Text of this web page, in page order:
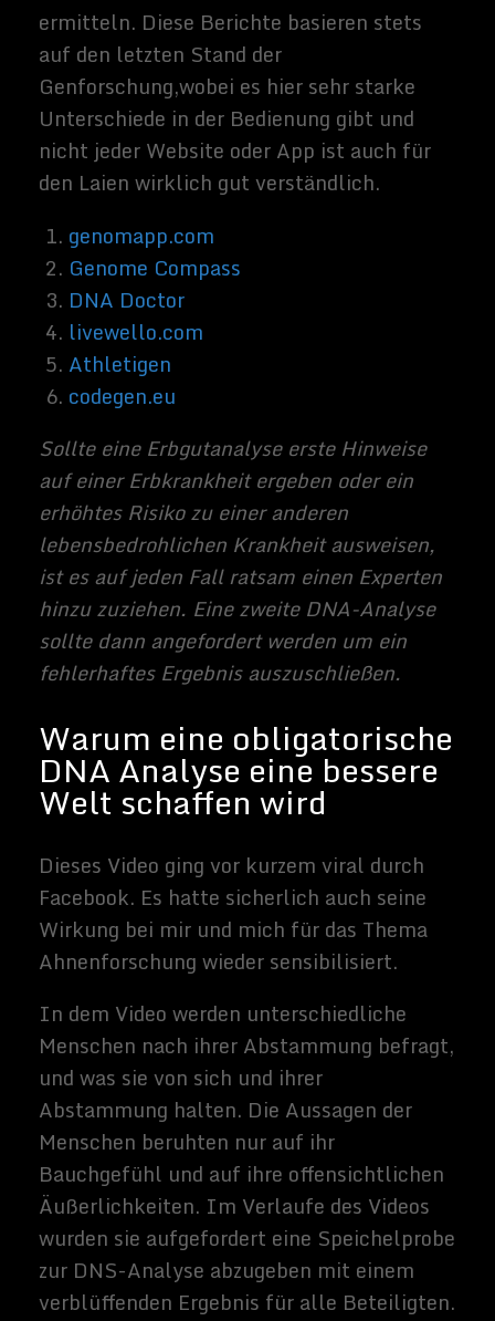
Eine Teilnehmerin sagte spontan, dass
solch ein Test obligatorisch sein sollte,
denn wenn die Menschen dann erkennen
würden, dass es so etwas wie eine reine
Rasse nicht gibt und man sehen könnte,
wie eng die Nationalitäten miteinander
verbunden sind, würde dieser Planet eine
Warum ich eine
Erbgutanalyse mache
doch recht persönlich geschrieben und
enthält auch sehr viele intime Details über
meine Person. Auch wenn das nicht auf den
ersten Blick so heraus kommt. Das mag
manchen irritieren, aber ich glaube daran,
dass ein offener Umgang mit Informationen
eine besser Welt schafft.
Das Video war schon echt beeindruckend
für mich. Es war aber nicht der wirkliche
Grund, warum ich mich nun dazu
Gencode zu erforschen.
Allgemein schätze ich Open Source
Produkte in meinem Alltag als
Internetworker. Warum sollte ich dann bei
So lautetet die ganz triviale und schnelle
Antwort auf die Frage. Wer mich jedoch
besser kennt, weiß dass ich meinen Vater
nicht wirklich gekannt habe. Ich weiß,
dass er aus Bangladesch eines der ärmsten
Länder der Erde, stammte. Er
wurde politisch verfolgt von den
Kommunisten/ Sozialisten in seinem Land
in den 70ern, und dass er hier in
Deutschland Luft- und Raumfahrt studiert
hatte. Meine Eltern trennten sich jedoch
seit meinen 2. Lebensjahr und er wurde ins
Ausland abgeschoben. Ich bin hier in
Deutschland nur mit meiner Mutter und
meinen Halbgeschwistern groß geworden,
was auch nicht immer einfach war.
Erst an dem Tag meiner Einberufung zur
Bundeswehr hatte sich mein Vater per
Telefon bei mir gemeldet. Ihr könnt euch